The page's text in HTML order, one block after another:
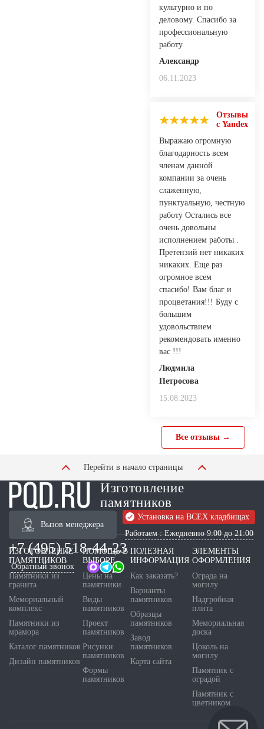
культурно и по
деловому. Спасибо за
профессиональную
работу
Александр
06.11.2023
Отзывы
с Yandex
Выражаю огромную
благодарность всем
членам данной
компании за очень
слаженную,
пунктуальную, честную
работу Остались все
очень довольны
исполнением работы .
Претензий нет никаких
никаких. Еще раз
огромное всем
спасибо! Вам благ и
процветания!!! Буду с
большим
удовольствием
рекомендовать именно
вас !!!
Людмила
Петросова
15.08.2023
Все отзывы →
Перейти в начало страницы
Изготовление
памятников
Вызов менеджера
Установка на ВСЕХ кладбищах
Работаем : Ежедневно 9:00 до 21:00
+7 (495) 518-44-23
Обратный звонок
ИЗГОТОВЛЕНИЕ
ПАМЯТНИКОВ
Памятники из
гранита
Мемориальный
комплекс
Памятники из
мрамора
Каталог памятников
Дизайн памятников
ПОМОЩЬ В
ВЫБОРЕ
Цены на
памятники
Виды
памятников
Проект
памятников
Рисунки
памятников
Формы
памятников
ПОЛЕЗНАЯ
ИНФОРМАЦИЯ
Как заказать?
Варианты
памятников
Образцы
памятников
Завод
памятников
Карта сайта
ЭЛЕМЕНТЫ
ОФОРМЛЕНИЯ
Ограда на
могилу
Надгробная
плита
Мемориальная
доска
Цоколь на
могилу
Памятник с
оградой
Памятник с
цветником